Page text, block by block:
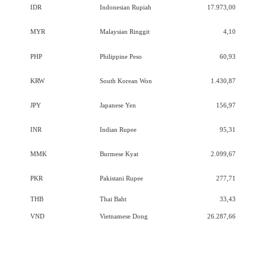
IDR Indonesian Rupiah 17.973,00
MYR Malaysian Ringgit 4,10
PHP Philippine Peso 60,93
KRW South Korean Won 1.430,87
JPY Japanese Yen 156,97
INR Indian Rupee 95,31
MMK Burmese Kyat 2.099,67
PKR Pakistani Rupee 277,71
THB Thai Baht 33,43
VND Vietnamese Dong 26.287,66